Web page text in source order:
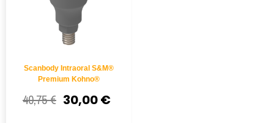
Scanbody Intraoral S&M®
Premium Kohno®
40,75€ 30,00€